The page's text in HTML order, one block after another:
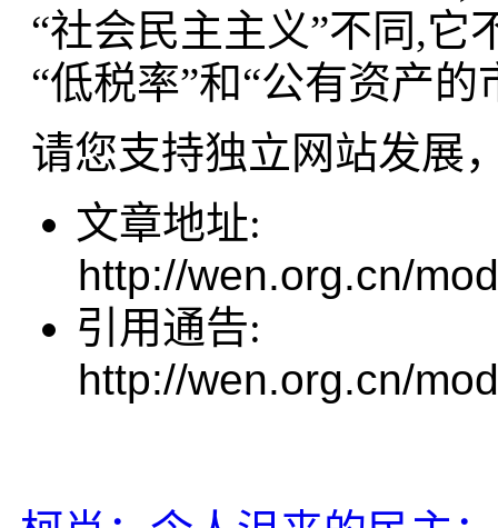
“社会民主主义”不同,它
“低税率”和“公有资产
请您支持独立网站发展
文章地址:
http://wen.org.cn/
引用通告:
http://wen.org.cn/